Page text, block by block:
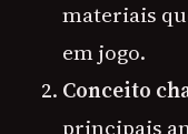
materiais
em jogo.
Conceito
principais